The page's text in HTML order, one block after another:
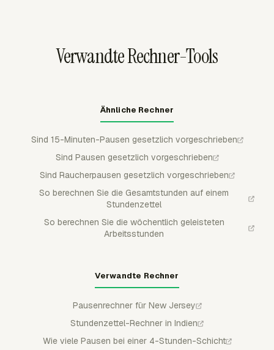
Verwandte Rechner-Tools
Ähnliche Rechner
Sind 15-Minuten-Pausen gesetzlich vorgeschrieben
Sind Pausen gesetzlich vorgeschrieben
Sind Raucherpausen gesetzlich vorgeschrieben
So berechnen Sie die Gesamtstunden auf einem
Stundenzettel
So berechnen Sie die wöchentlich geleisteten
Arbeitsstunden
Verwandte Rechner
Pausenrechner für New Jersey
Stundenzettel-Rechner in Indien
Wie viele Pausen bei einer 4-Stunden-Schicht